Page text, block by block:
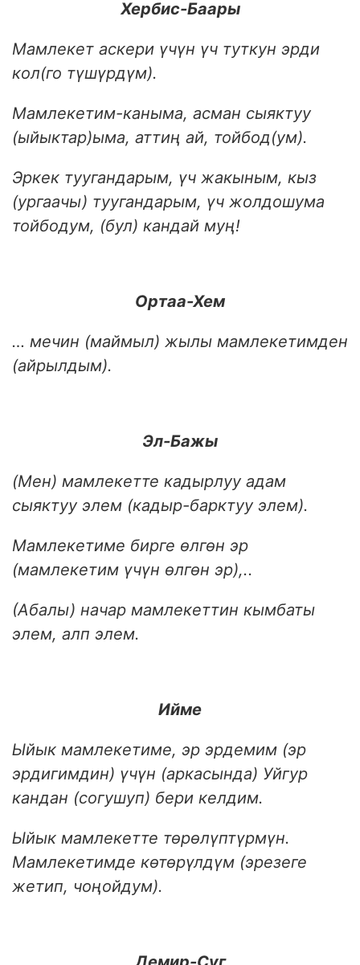
Хербис-Баары
Мамлекет аскери үчүн үч туткун эрди
кол(го түшүрдүм).
Мамлекетим-каныма, асман сыяктуу
(ыйыктар)ыма, аттиң ай, тойбод(ум).
Эркек туугандарым, үч жакыным, кыз
(ургаачы) туугандарым, үч жолдошума
тойбодум, (бул) кандай муң!
Ортаа-Хем
… мечин (маймыл) жылы мамлекетимден
(айрылдым).
Эл-Бажы
(Мен) мамлекетте кадырлуу адам
сыяктуу элем (кадыр-барктуу элем).
Мамлекетиме бирге өлгөн эр
(мамлекетим үчүн өлгөн эр),..
(Абалы) начар мамлекеттин кымбаты
элем, алп элем.
Ийме
Ыйык мамлекетиме, эр эрдемим (эр
эрдигимдин) үчүн (аркасында) Уйгур
кандан (согушуп) бери келдим.
Ыйык мамлекетте төрөлүптүрмүн.
Мамлекетимде көтөрүлдүм (эрезеге
жетип, чоңойдум).